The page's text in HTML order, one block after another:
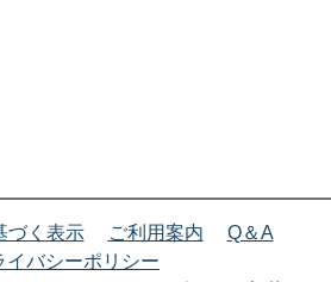
づく表示 ご利用案内
Q＆A
イバシーポリシー